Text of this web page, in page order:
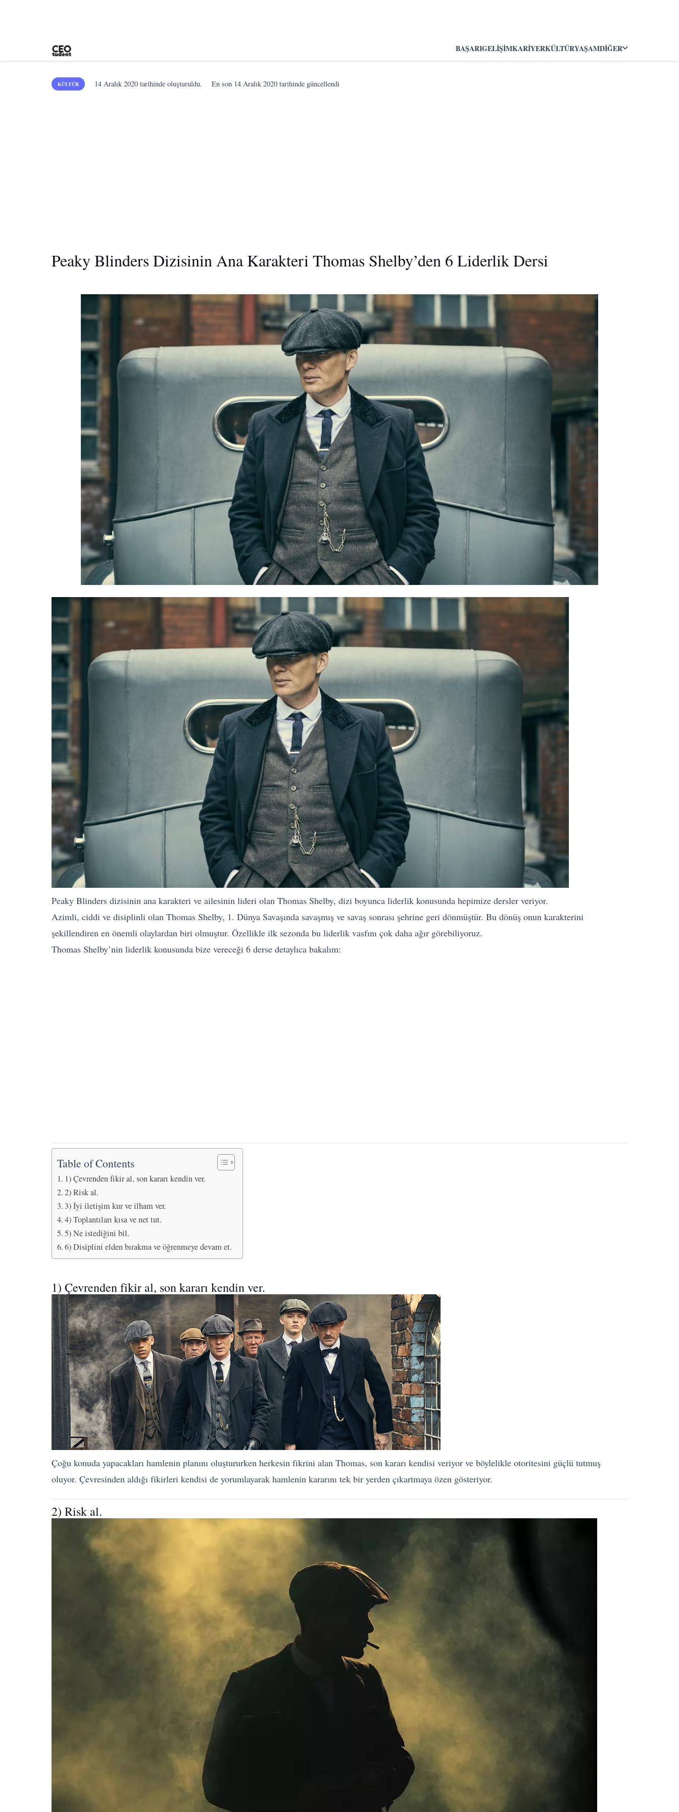
BAŞARIGELIŞIMKARIYERKÜLTÜRYAŞAMDIĞER
KÜLTÜR 14 Aralık 2020 tarihinde oluşturuldu. En son 14 Aralık 2020 tarihinde güncellendi
Peaky Blinders Dizisinin Ana Karakteri Thomas Shelby’den 6 Liderlik Dersi
Peaky Blinders dizisinin ana karakteri ve ailesinin lideri olan Thomas Shelby, dizi boyunca liderlik konusunda hepimize dersler veriyor.
Azimli, ciddi ve disiplinli olan Thomas Shelby, 1. Dünya Savaşında savaşmış ve savaş sonrası şehrine geri dönmüştür. Bu dönüş onun karakterini
şekillendiren en önemli olaylardan biri olmuştur. Özellikle ilk sezonda bu liderlik vasfını çok daha ağır görebiliyoruz.
Thomas Shelby’nin liderlik konusunda bize vereceği 6 derse detaylıca bakalım:
Table of Contents
1) Çevrenden fikir al, son kararı kendin ver.
2) Risk al.
3) İyi iletişim kur ve ilham ver.
4) Toplantıları kısa ve net tut.
5) Ne istediğini bil.
6) Disiplini elden bırakma ve öğrenmeye devam et.
1) Çevrenden fikir al, son kararı kendin ver.
Çoğu konuda yapacakları hamlenin planını oluştururken herkesin fikrini alan Thomas, son kararı kendisi veriyor ve böylelikle otoritesini güçlü tutmuş
oluyor. Çevresinden aldığı fikirleri kendisi de yorumlayarak hamlenin kararını tek bir yerden çıkartmaya özen gösteriyor.
2) Risk al.